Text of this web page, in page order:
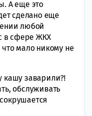
А еще это
сделано еще
любой
в сфере ЖКХ
мало никому не
кашу заварили?!
обслуживать